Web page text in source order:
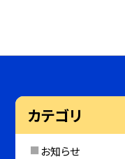
カテゴリ
お知らせ